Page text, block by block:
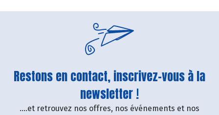
Restons en contact, inscrivez-vous à la
newsletter !
....et retrouvez nos offres, nos événements et nos